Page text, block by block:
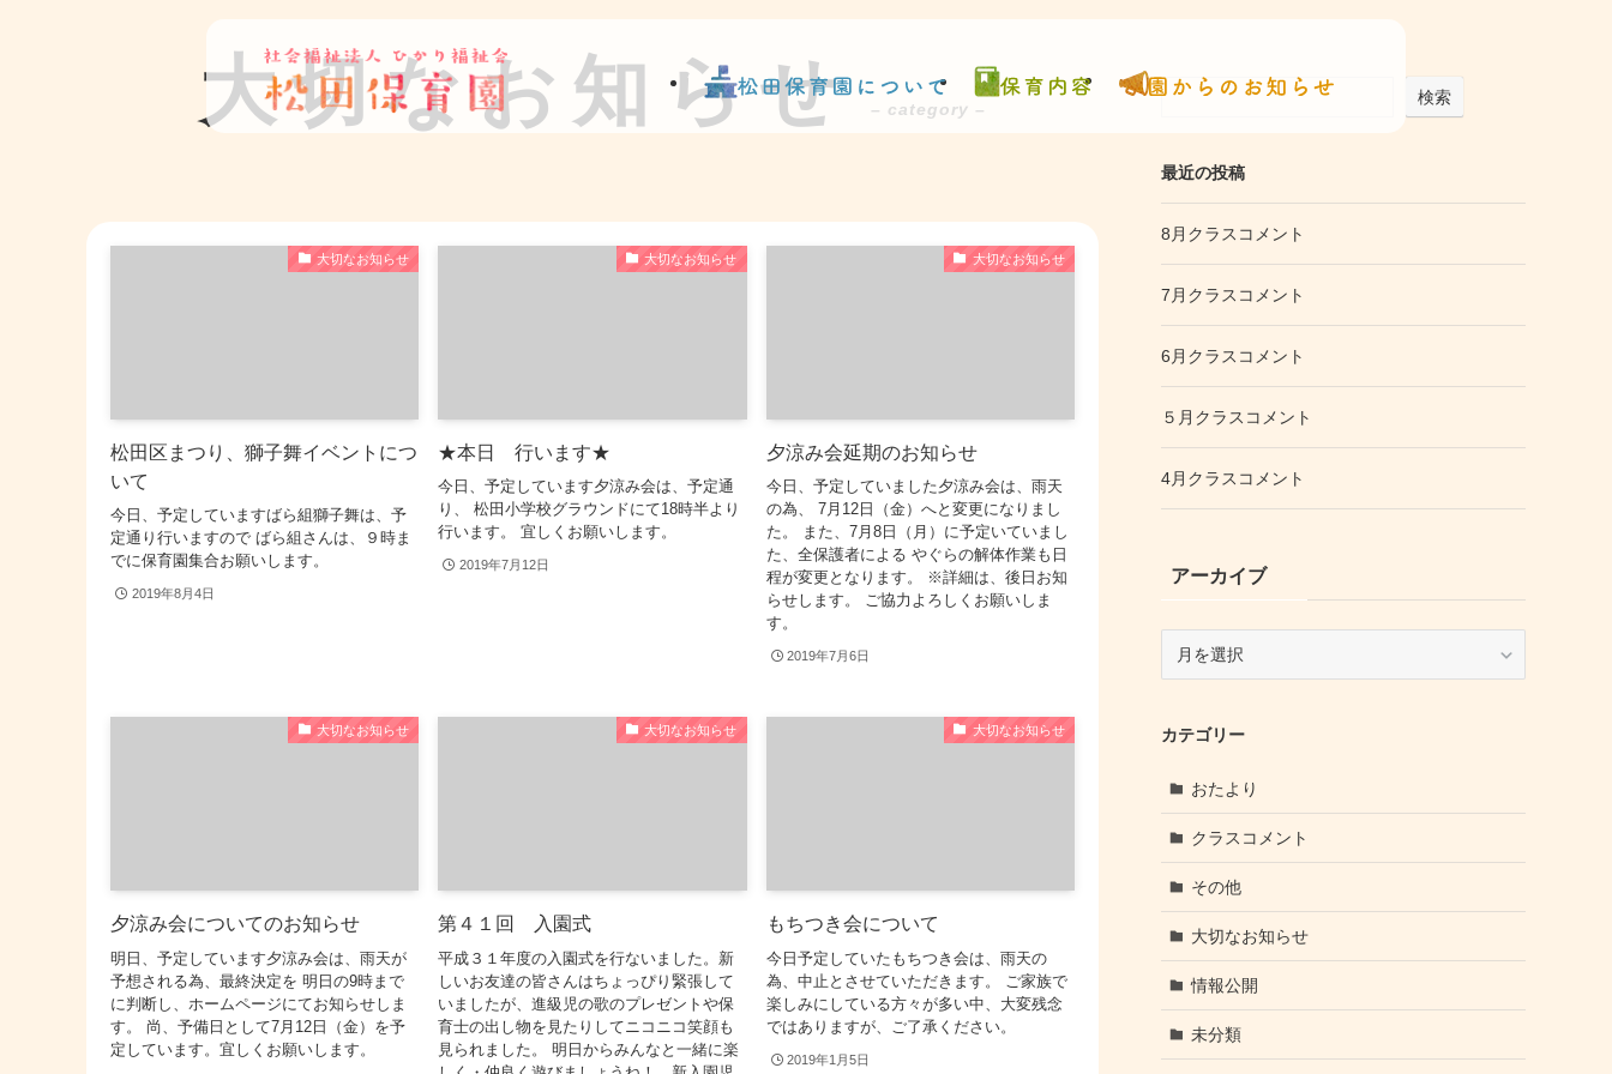
大切なお知らせ – category –
大切なお知らせ
松田区まつり、獅子舞イベントにつ
いて
今日、予定していますばら組獅子舞は、予
定通り行いますので ばら組さんは、９時ま
でに保育園集合お願いします。
2019年8月4日
大切なお知らせ
★本日 行います★
今日、予定しています夕涼み会は、予定通
り、 松田小学校グラウンドにて18時半より
行います。 宜しくお願いします。
2019年7月12日
大切なお知らせ
夕涼み会延期のお知らせ
今日、予定していました夕涼み会は、雨天
の為、 7月12日（金）へと変更になりまし
た。 また、7月8日（月）に予定いていまし
た、全保護者による やぐらの解体作業も日
程が変更となります。 ※詳細は、後日お知
らせします。 ご協力よろしくお願いしま
す。
2019年7月6日
大切なお知らせ
夕涼み会についてのお知らせ
明日、予定しています夕涼み会は、雨天が
予想される為、最終決定を 明日の9時まで
に判断し、ホームページにてお知らせしま
す。 尚、予備日として7月12日（金）を予
定しています。宜しくお願いします。
大切なお知らせ
第４１回 入園式
平成３１年度の入園式を行ないました。新
しいお友達の皆さんはちょっぴり緊張して
いましたが、進級児の歌のプレゼントや保
育士の出し物を見たりしてニコニコ笑顔も
見られました。 明日からみんなと一緒に楽
大切なお知らせ
もちつき会について
今日予定していたもちつき会は、雨天の
為、中止とさせていただきます。 ご家族で
楽しみにしている方々が多い中、大変残念
ではありますが、ご了承ください。
2019年1月5日
検索
最近の投稿
8月クラスコメント
7月クラスコメント
6月クラスコメント
５月クラスコメント
4月クラスコメント
アーカイブ
ブ
カテゴリー
おたより
クラスコメント
その他
大切なお知らせ
情報公開
未分類